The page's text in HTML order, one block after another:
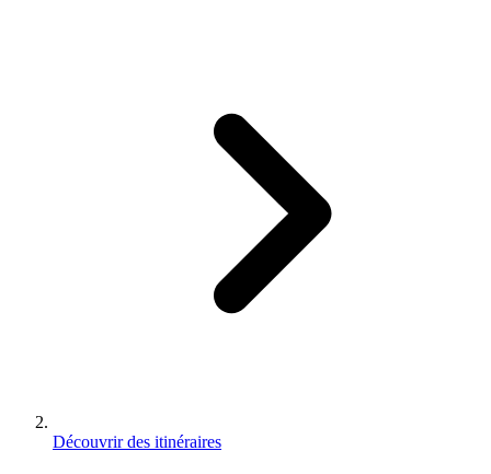
Découvrir des itinéraires